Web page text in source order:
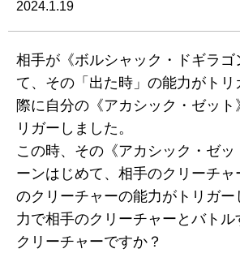
2024.1.19
相手が《ボルシャック・ドギラゴ
て、その「出た時」の能力がトリ
際に自分の《アカシック・ゼット
リガーしました。
この時、その《アカシック・ゼッ
ーンはじめて、相手のクリーチャ
のクリーチャーの能力がトリガー
力で相手のクリーチャーとバトル
クリーチャーですか？